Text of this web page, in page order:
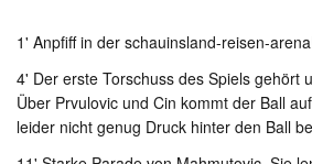
1' Anpfiff in der schauinsland-reisen-
4' Der erste Torschuss des Spiels gehört
Über Prvulovic und Cin kommt der Ball
leider nicht genug Druck hinter den Ball